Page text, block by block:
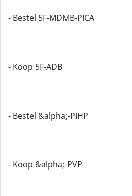
- Bestel 5F-MDMB-PICA
- Koop 5F-ADB
- Bestel &alpha;-PIHP
- Koop &alpha;-PVP